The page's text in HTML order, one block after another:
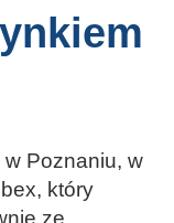
Poznaniu, w
który